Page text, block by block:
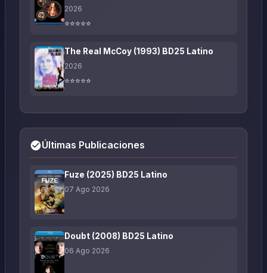
2026
⭐⭐⭐⭐⭐
The Real McCoy (1993) BD25 Latino
2026
⭐⭐⭐⭐⭐
Últimas Publicaciones
Fuze (2025) BD25 Latino
07 Ago 2026
Doubt (2008) BD25 Latino
06 Ago 2026